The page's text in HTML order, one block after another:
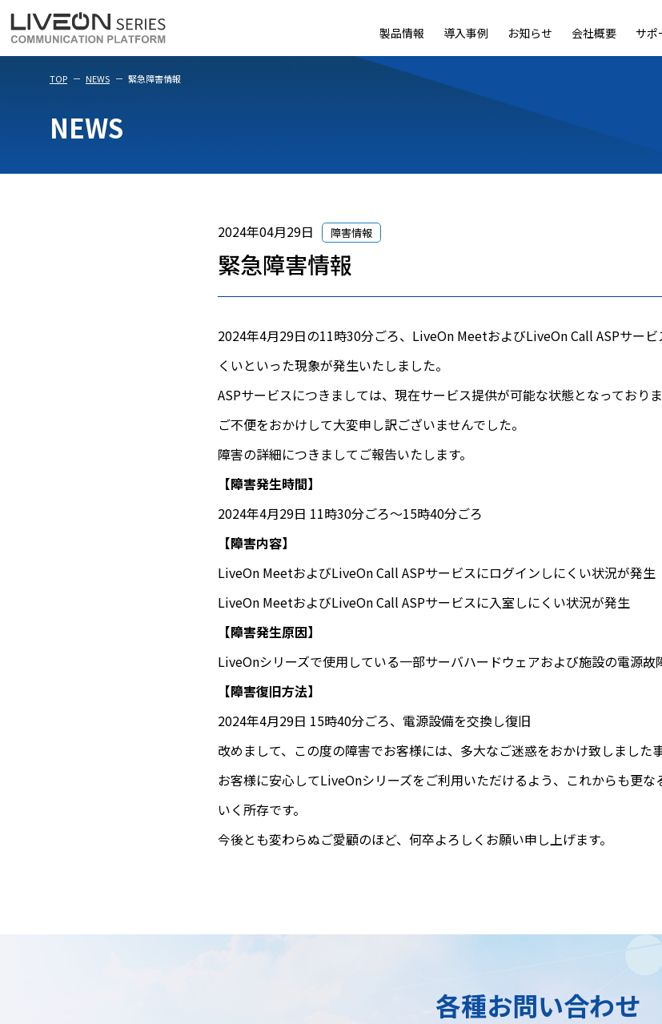
製品情報
LiveOn Nano
導入事例 お知らせ 会社概要 サポ
TOP NEWS 緊急障害情報
NEWS
2024年04月29日 障害情報
緊急障害情報
2024年4月29日の11時30分ごろ、LiveOn MeetおよびLiveOn Call ASPサー
くいといった現象が発生いたしました。
ASPサービスにつきましては、現在サービス提供が可能な状態となっておりま
ご不便をおかけして大変申し訳ございませんでした。
障害の詳細につきましてご報告いたします。
【障害発生時間】
2024年4月29日 11時30分ごろ～15時40分ごろ
【障害内容】
LiveOn MeetおよびLiveOn Call ASPサービスにログインしにくい状況が発生
LiveOn MeetおよびLiveOn Call ASPサービスに入室しにくい状況が発生
【障害発生原因】
LiveOnシリーズで使用している一部サーバハードウェアおよび施設の電源故
【障害復旧方法】
2024年4月29日 15時40分ごろ、電源設備を交換し復旧
改めまして、この度の障害でお客様には、多大なご迷惑をおかけ致しました
お客様に安心してLiveOnシリーズをご利用いただけるよう、これからも更
いく所存です。
今後とも変わらぬご愛顧のほど、何卒よろしくお願い申し上げます。
各種お問い合わせ